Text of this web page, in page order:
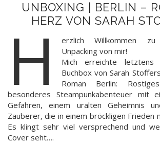
UNBOXING | BERLIN –
HERZ VON SARAH
H
erzlich Willkommen
Unpacking von mir!
Mich erreichte letztens
Buchbox von Sarah
Roman Berlin:
besonderes Steampunkabenteuer mit
Gefahren, einem uralten Geheimnis
Zauberer, die in einem bröckligen Frieden
Es klingt sehr viel versprechend und
Cover seht….